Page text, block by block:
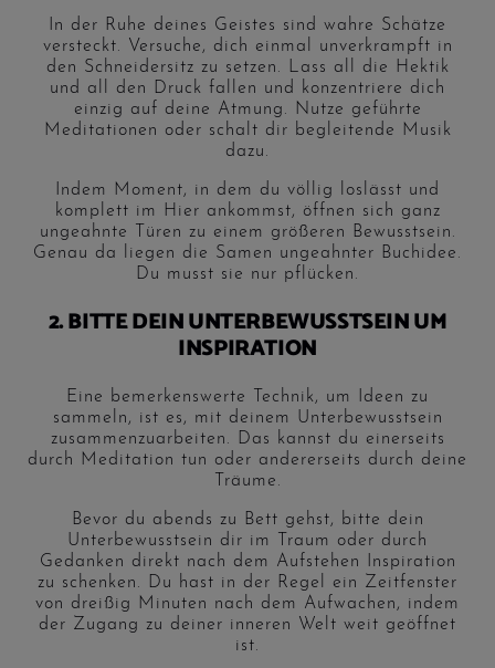
In der Ruhe deines Geistes sind wahre Schätze
versteckt. Versuche, dich einmal unverkrampft in
den Schneidersitz zu setzen. Lass all die Hektik
und all den Druck fallen und konzentriere dich
einzig auf deine Atmung. Nutze geführte
Meditationen oder schalt dir begleitende Musik
dazu.
Indem Moment, in dem du völlig loslässt und
komplett im Hier ankommst, öffnen sich ganz
ungeahnte Türen zu einem größeren Bewusstsein.
Genau da liegen die Samen ungeahnter Buchidee.
Du musst sie nur pflücken.
2. BITTE DEIN UNTERBEWUSSTSEIN UM
INSPIRATION
Eine bemerkenswerte Technik, um Ideen zu
sammeln, ist es, mit deinem Unterbewusstsein
zusammenzuarbeiten. Das kannst du einerseits
durch Meditation tun oder andererseits durch deine
Träume.
Bevor du abends zu Bett gehst, bitte dein
Unterbewusstsein dir im Traum oder durch
Gedanken direkt nach dem Aufstehen Inspiration
zu schenken. Du hast in der Regel ein Zeitfenster
von dreißig Minuten nach dem Aufwachen, indem
der Zugang zu deiner inneren Welt weit geöffnet
ist.